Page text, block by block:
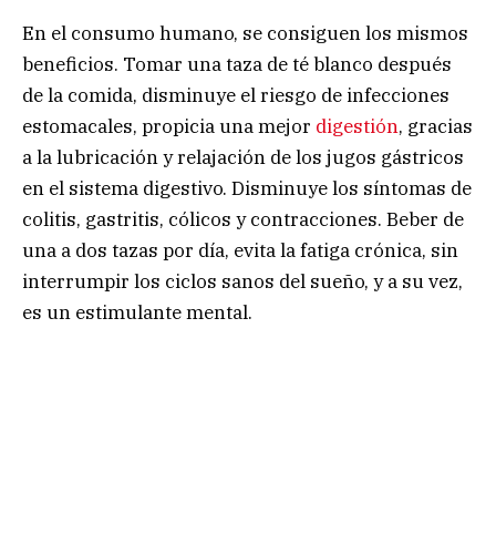
En el consumo humano, se consiguen los mismos
beneficios. Tomar una taza de té blanco después
de la comida, disminuye el riesgo de infecciones
estomacales, propicia una mejor digestión, gracias
a la lubricación y relajación de los jugos gástricos
en el sistema digestivo. Disminuye los síntomas de
colitis, gastritis, cólicos y contracciones. Beber de
una a dos tazas por día, evita la fatiga crónica, sin
interrumpir los ciclos sanos del sueño, y a su vez,
es un estimulante mental.